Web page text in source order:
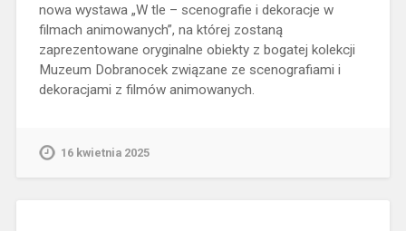
nowa wystawa „W tle – scenografie i dekoracje w
filmach animowanych”, na której zostaną
zaprezentowane oryginalne obiekty z bogatej kolekcji
Muzeum Dobranocek związane ze scenografiami i
dekoracjami z filmów animowanych.
16 kwietnia 2025